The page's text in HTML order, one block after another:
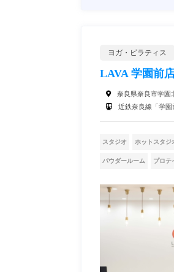
ヨガ・ピラティス
LAVA 学園前
奈良県奈良市学
近鉄奈良線「学
スタジオ ホットスタジ
パウダールーム プロテ